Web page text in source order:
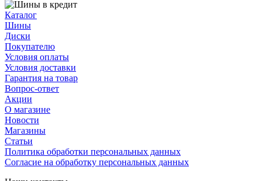
Каталог
Шины
Диски
Покупателю
Условия оплаты
Условия доставки
Гарантия на товар
Вопрос-ответ
Акции
О магазине
Новости
Магазины
Статьи
Политика обработки персональных данных
Согласие на обработку персональных данных